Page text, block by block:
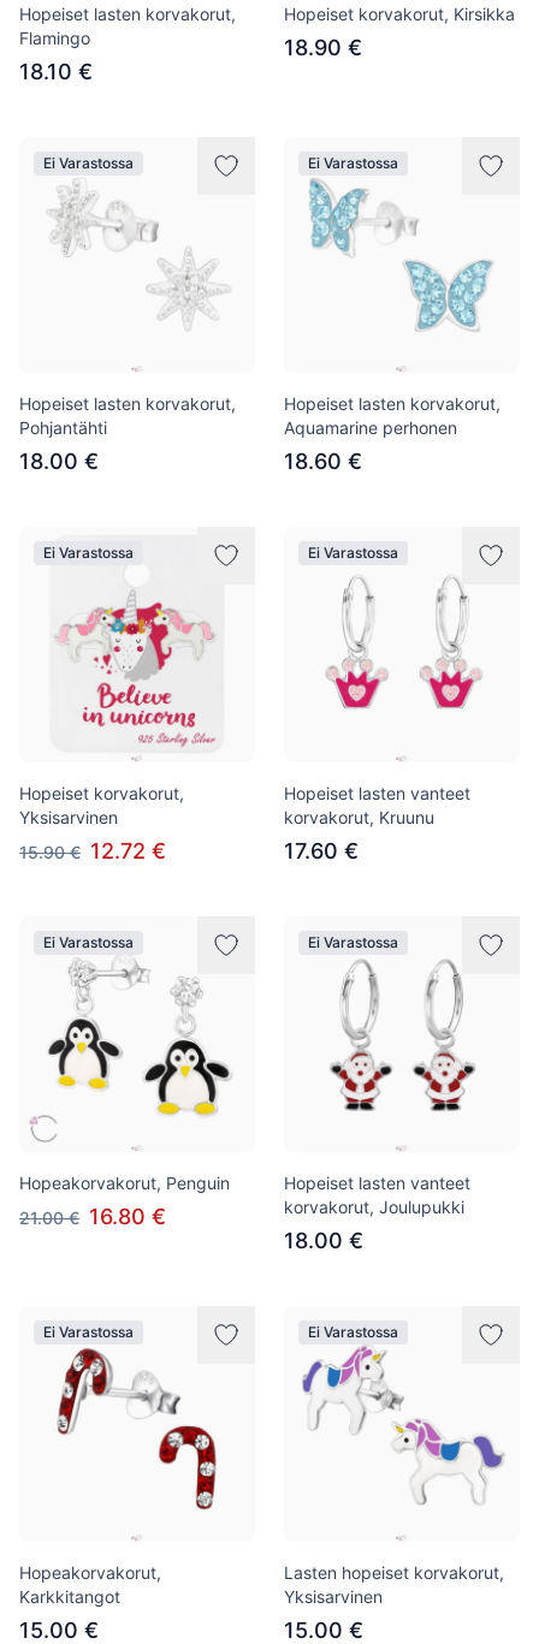
Hopeiset lasten korvakorut,
Flamingo
18.10 €
Hopeiset korvakorut, Kirsikka
18.90 €
Ei Varastossa
Hopeiset lasten korvakorut,
Pohjantähti
18.00 €
Ei Varastossa
Hopeiset lasten korvakorut,
Aquamarine perhonen
18.60 €
Ei Varastossa
Hopeiset korvakorut,
Yksisarvinen
15.90 € 12.72 €
Ei Varastossa
Hopeiset lasten vanteet
korvakorut, Kruunu
17.60 €
Ei Varastossa
Hopeakorvakorut, Penguin
21.00 € 16.80 €
Ei Varastossa
Hopeiset lasten vanteet
korvakorut, Joulupukki
18.00 €
Ei Varastossa
Hopeakorvakorut,
Karkkitangot
15.00 €
Ei Varastossa
Lasten hopeiset korvakorut,
Yksisarvinen
15.00 €